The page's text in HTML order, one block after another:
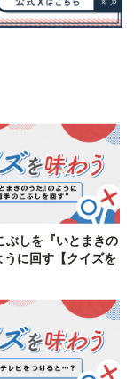
ぶしを『いとまきの
うに回す【クイズを